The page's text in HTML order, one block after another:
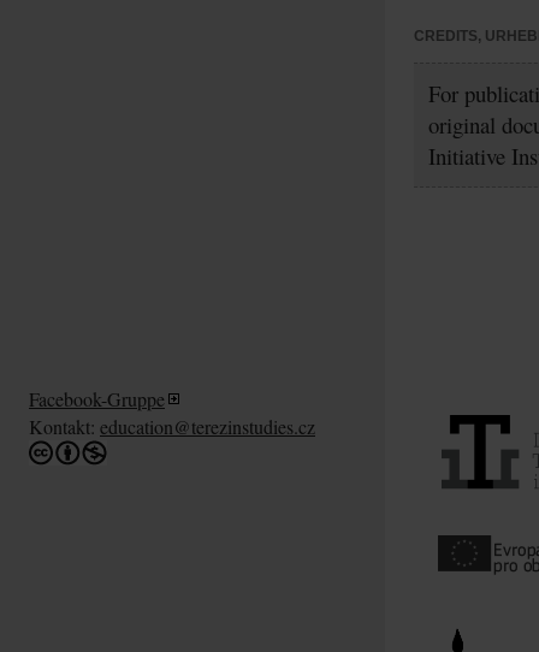
CREDITS,
For
original
Initiative
Facebook-Gruppe
Kontakt: education@terezinstudies.cz